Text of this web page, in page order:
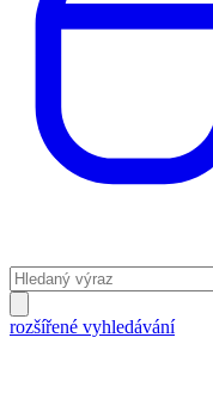
rozšířené vyhledávání